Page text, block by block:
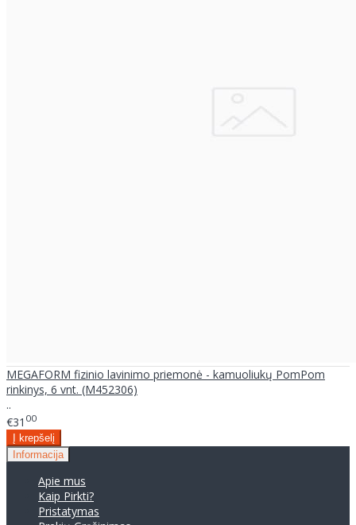
MEGAFORM fizinio lavinimo priemonė - kamuoliukų PomPom
rinkinys, 6 vnt. (M452306)
..
€31 00
Informacija
Apie mus
Kaip Pirkti?
Pristatymas